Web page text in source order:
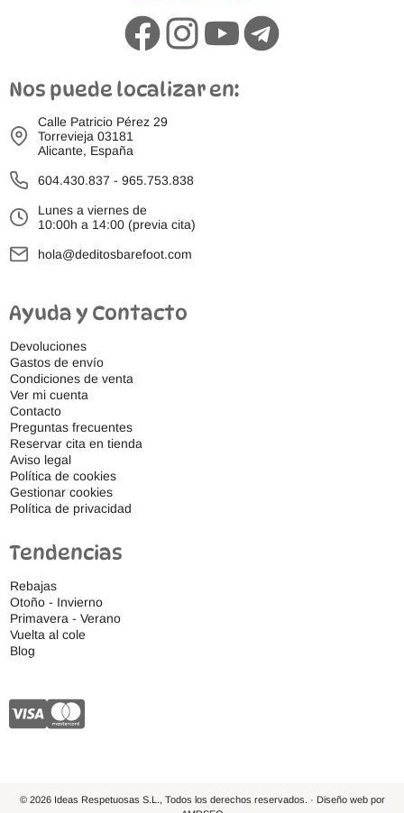
Nos puede localizar en:
Calle Patricio Pérez 29
Torrevieja 03181
Alicante, España
604.430.837 - 965.753.838
Lunes a viernes de
10:00h a 14:00 (previa cita)
hola@deditosbarefoot.com
Ayuda y Contacto
Devoluciones
Gastos de envío
Condiciones de venta
Ver mi cuenta
Contacto
Preguntas frecuentes
Reservar cita en tienda
Aviso legal
Política de cookies
Gestionar cookies
Política de privacidad
Tendencias
Rebajas
Otoño - Invierno
Primavera - Verano
Vuelta al cole
Blog
© 2026 Ideas Respetuosas S.L., Todos los derechos reservados. · Diseño web por